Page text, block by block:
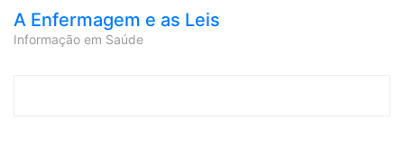
A Enfermagem e as Leis
Informação em Saúde